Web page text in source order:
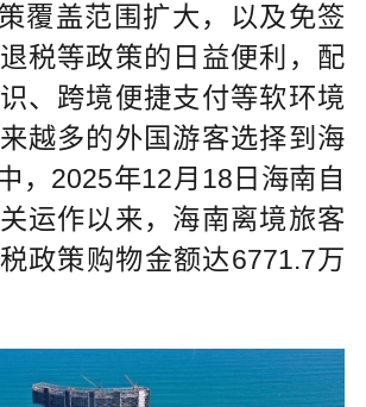
覆盖范围扩大，以及免签
税等政策的日益便利，配
、跨境便捷支付等软环境
越多的外国游客选择到海
，2025年12月18日海南自
运作以来，海南离境旅客
政策购物金额达6771.7万